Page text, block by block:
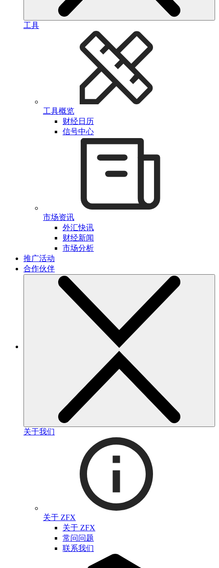
工具
工具概览
财经日历
信号中心
市场资讯
外汇快讯
财经新闻
市场分析
推广活动
合作伙伴
关于我们
关于 ZFX
关于 ZFX
常问问题
联系我们